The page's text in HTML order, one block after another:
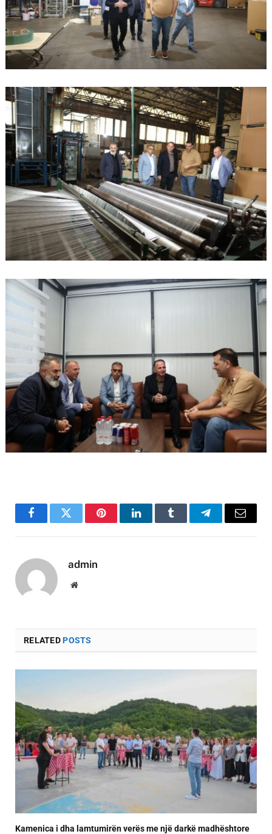
FacebookTwitter PinterestLinkedInTumblr TelegramEmail
admin
Website
RELATEDPOSTS
Kamenica i dha lamtumirën verës me një darkë madhështore